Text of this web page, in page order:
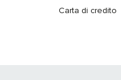
Carta di credito